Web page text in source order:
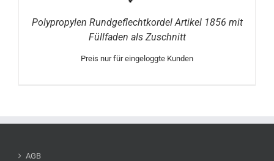
Polypropylen Rundgeflechtkordel Artikel 1856 mit
Füllfaden als Zuschnitt
Preis nur für eingeloggte Kunden
AGB